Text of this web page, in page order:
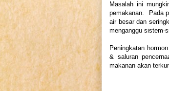
Masalah ini
pemakanan. Pada
air besar dan
menganggu sistem-
Peningkatan
& saluran
makanan akan